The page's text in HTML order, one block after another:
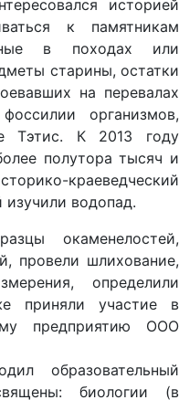
историей
к памятникам
в походах или
старины, остатки
на перевалах
организмов,
Тэтис. К 2013 году
полутора тысяч и
краеведческий
изучили водопад.
окаменелостей,
провели шлихование,
определили
приняли участие в
предприятию ООО
образовательный
биологии (в